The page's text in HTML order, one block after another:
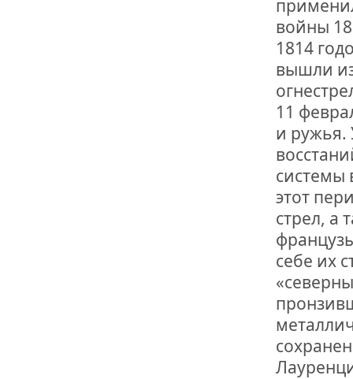
войны
1814
вышли
11
и ружья.
системы
этот
стрел, а
себе их